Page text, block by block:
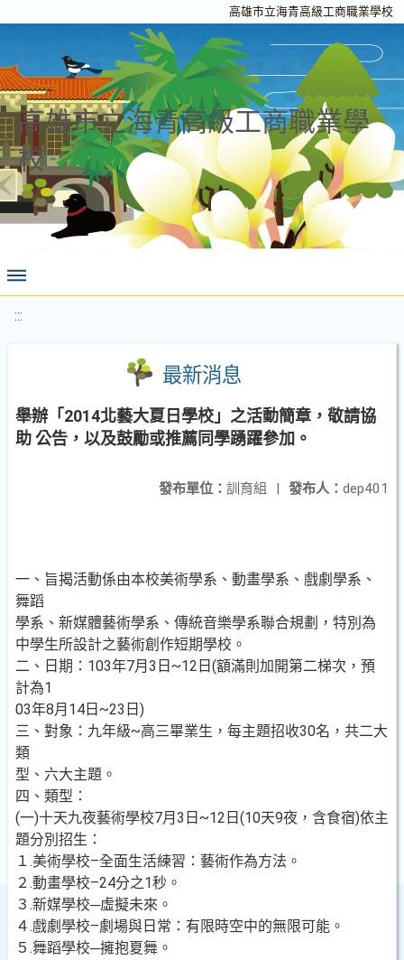
高雄市立海青高級工商職業學校
高雄市立海青高級工商職業學
校
:::
最新消息
舉辦「2014北藝大夏日學校」之活動簡章，敬請協
助 公告，以及鼓勵或推薦同學踴躍參加。
發布人： dep401
發布單位： 訓育組 |
一、旨揭活動係由本校美術學系、動畫學系、戲劇學系、
舞蹈
學系、新媒體藝術學系、傳統音樂學系聯合規劃，特別為
中學生所設計之藝術創作短期學校。
二、日期：103年7月3日~12日(額滿則加開第二梯次，預
計為1
03年8月14日~23日)
三、對象：九年級~高三畢業生，每主題招收30名，共二大
類
型、六大主題。
四、類型：
(一)十天九夜藝術學校7月3日~12日(10天9夜，含食宿)依主
題分別招生：
１.美術學校–全面生活練習：藝術作為方法。
２.動畫學校–24分之1秒。
３.新媒學校─虛擬未來。
４.戲劇學校–劇場與日常：有限時空中的無限可能。
５.舞蹈學校─擁抱夏舞。